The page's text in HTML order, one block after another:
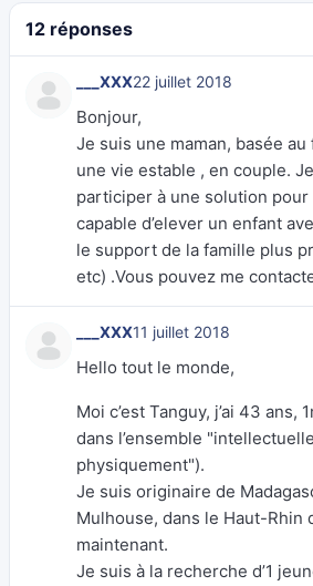
12 réponses
___XXX22 juillet 2018
Bonjour,
Je suis une maman, basée au
une vie estable , en couple.
participer à une solution
capable d’elever un enfant
le support de la famille plus
etc) .Vous pouvez me
___XXX11 juillet 2018
Hello tout le monde,
Moi c’est Tanguy, j’ai 43 ans,
dans l’ensemble
physiquement").
Je suis originaire de
Mulhouse, dans le Haut-Rhin
maintenant.
Je suis à la recherche d’1